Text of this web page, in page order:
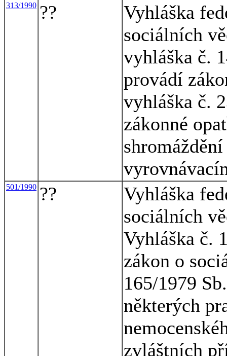
313/1990 ??
Vyhláška
sociálních
vyhláška č.
provádí
vyhláška č.
zákonné
501/1990 ??
Vyhláška
sociálních
Vyhláška č.
zákon o
165/1979
některých
zvláštních